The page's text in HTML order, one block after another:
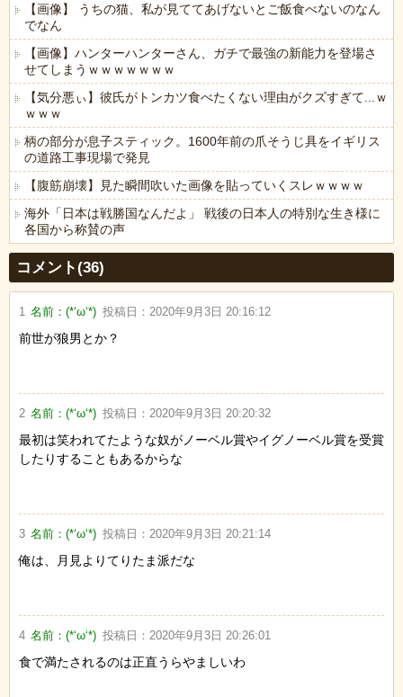
【画像】 うちの猫、私が見ててあげないとご飯食べないのなん
でなん
【画像】ハンターハンターさん、ガチで最強の新能力を登場さ
せてしまうｗｗｗｗｗｗｗ
【気分悪ぃ】彼氏がトンカツ食べたくない理由がクズすぎて...ｗ
ｗｗｗ
柄の部分が息子スティック。1600年前の爪そうじ具をイギリス
の道路工事現場で発見
【腹筋崩壊】見た瞬間吹いた画像を貼っていくスレｗｗｗｗ
海外「日本は戦勝国なんだよ」 戦後の日本人の特別な生き様に
各国から称賛の声
Powered by livedoor 相互RSS
コメント(36)
1 名前：(*‘ω‘*) 投稿日： 2020年9月3日 20:16:12
前世が狼男とか？
2 名前：(*‘ω‘*) 投稿日： 2020年9月3日 20:20:32
最初は笑われてたような奴がノーベル賞やイグノーベル賞を受賞
したりすることもあるからな
3 名前：(*‘ω‘*) 投稿日： 2020年9月3日 20:21:14
俺は、月見よりてりたま派だな
4 名前：(*‘ω‘*) 投稿日： 2020年9月3日 20:26:01
食で満たされるのは正直うらやましいわ